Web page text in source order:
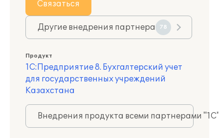
Связаться
Другие внедрения партнера 78
Продукт
1С:Предприятие 8. Бухгалтерский учет
для государственных учреждений
Казахстана
Внедрения продукта всеми партнерами